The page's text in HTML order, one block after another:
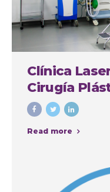
Clínica
Cirugía
Read more